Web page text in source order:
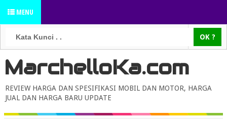
MENU
MarchelloKa.com
REVIEW HARGA DAN SPESIFIKASI MOBIL DAN MOTOR, HARGA
JUAL DAN HARGA BARU UPDATE